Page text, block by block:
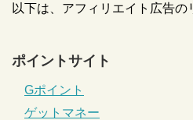
以下は、アフィリエイト広告の
ポイントサイト
Gポイント
ゲットマネー